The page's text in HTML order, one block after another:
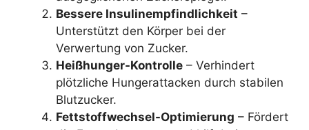
Bessere Insulinempfindlichkeit –
Unterstützt den Körper bei der
Verwertung von Zucker.
Heißhunger-Kontrolle – Verhindert
plötzliche Hungerattacken durch stabilen
Blutzucker.
Fettstoffwechsel-Optimierung – Fördert